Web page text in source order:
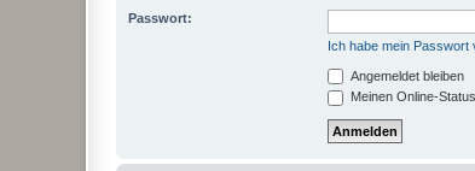
Passwort:
Ich habe mein Passwort
Angemeldet bleiben
Meinen Online-